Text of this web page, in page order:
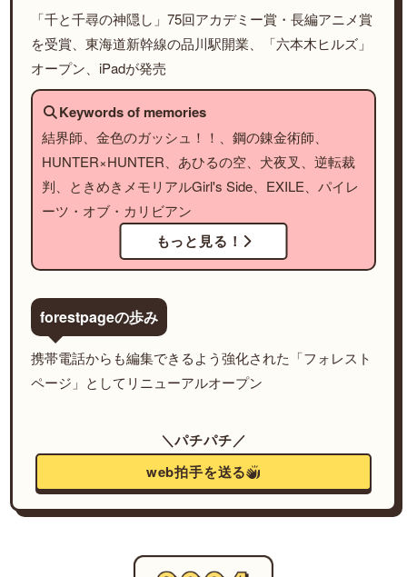
「千と千尋の神隠し」75回アカデミー賞・長編アニメ賞
を受賞、東海道新幹線の品川駅開業、「六本木ヒルズ」
オープン、iPadが発売
Keywords of memories
結界師、金色のガッシュ！！、鋼の錬金術師、
HUNTER×HUNTER、あひるの空、犬夜叉、逆転裁
判、ときめきメモリアルGirl's Side、EXILE、パイレ
ーツ・オブ・カリビアン
もっと見る！
forestpageの歩み
携帯電話からも編集できるよう強化された「フォレスト
ページ」としてリニューアルオープン
＼パチパチ／
web拍手を送る